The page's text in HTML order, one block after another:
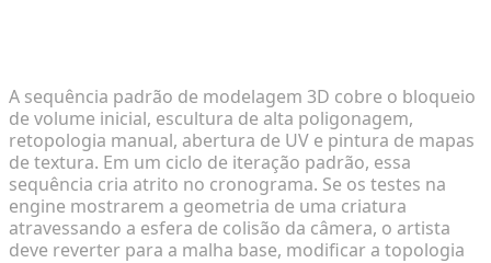
A sequência padrão de modelagem 3D cobre o bloqueio
de volume inicial, escultura de alta poligonagem,
retopologia manual, abertura de UV e pintura de mapas
de textura. Em um ciclo de iteração padrão, essa
sequência cria atrito no cronograma. Se os testes na
engine mostrarem a geometria de uma criatura
atravessando a esfera de colisão da câmera, o artista
deve reverter para a malha base, modificar a topologia